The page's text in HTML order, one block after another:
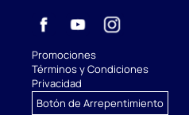
Promociones
Términos y Condiciones
Privacidad
Botón de Arrepentimiento